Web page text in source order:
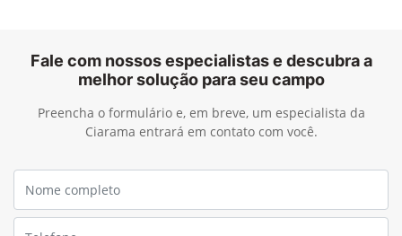
Fale com nossos especialistas e descubra a
melhor solução para seu campo
Preencha o formulário e, em breve, um especialista da
Ciarama entrará em contato com você.